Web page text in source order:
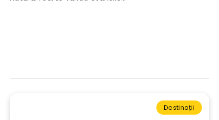
Destinații